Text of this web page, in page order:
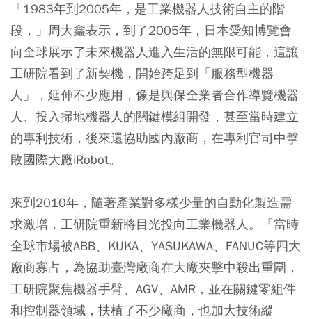
「1983年到2005年，是工業機器人技術自主的階
段，」周大鑫表示，到了2005年，日本愛知博覽會
向全球展示了未來機器人進入生活的無限可能，這讓
工研院看到了新契機，開始跨足到「服務型機器
人」，延伸不少應用，像是與保全業者合作導覽機器
人、投入掃地機器人的關鍵模組開發，甚至當時建立
的專利技術，後來還協助國內廠商，在專利官司中擊
敗國際大廠iRobot。
來到2010年，隨著產業對多樣少量的自動化製造需
求激增，工研院重新將目光投向工業機器人。「當時
全球市場被ABB、KUKA、YASUKAWA、FANUC等四大
廠商寡占，為協助臺灣廠商在大廠夾擊中殺出重圍，
工研院聚焦機器手臂、AGV、AMR，並在關鍵零組件
和控制器領域，扶植了不少廠商，也加大技術縱